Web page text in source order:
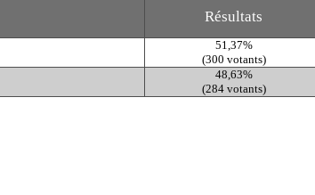
Résultats
51,37%
(300 votants)
48,63%
(284 votants)